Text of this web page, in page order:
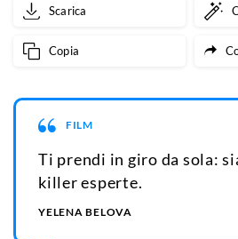
Scarica
Copia
FILM
Ti prendi in giro da sola:
killer esperte.
YELENA BELOVA